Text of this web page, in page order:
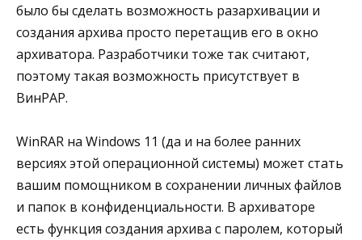
было бы сделать возможность разархивации и
создания архива просто перетащив его в окно
архиватора. Разработчики тоже так считают,
поэтому такая возможность присутствует в
ВинРАР.
WinRAR на Windows 11 (да и на более ранних
версиях этой операционной системы) может стать
вашим помощником в сохранении личных файлов
и папок в конфиденциальности. В архиваторе
есть функция создания архива с паролем, который